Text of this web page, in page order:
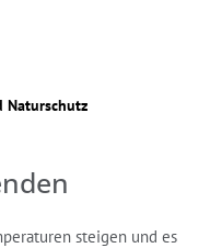
Naturschutz
steigen und es